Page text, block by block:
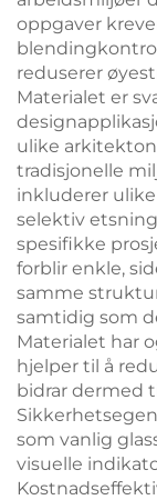
oppgaver
reduserer
Materialet er
ulike
tradisjonelle
inkluderer
selektiv
spesifikke
forblir enkle,
samme
samtidig som
Materialet har
hjelper til å
bidrar dermed
som vanlig
visuelle